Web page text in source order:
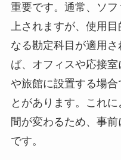
重要です。通常、ソ
上されますが、使用
なる勘定科目が適用
ば、オフィスや応接
や旅館に設置する場
とがあります。これ
間が変わるため、事
です。